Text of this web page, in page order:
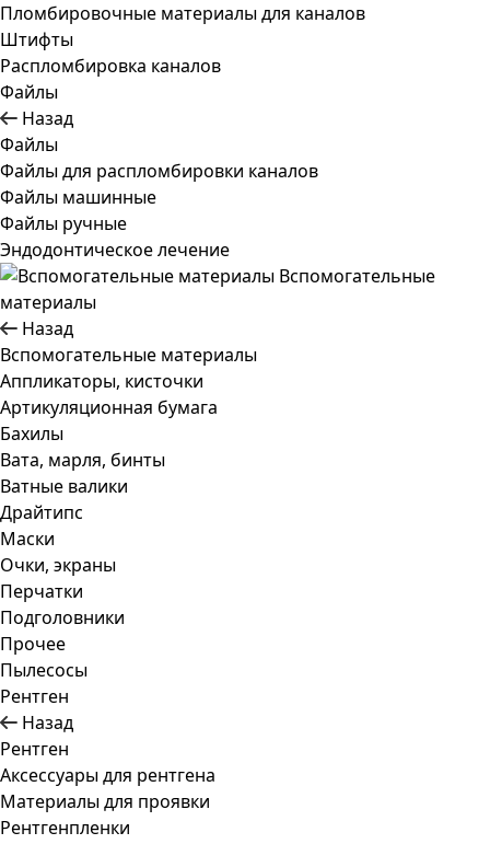
Пломбировочные материалы для каналов
Штифты
Распломбировка каналов
Файлы
Назад
Файлы
Файлы для распломбировки каналов
Файлы машинные
Файлы ручные
Эндодонтическое лечение
Вспомогательные
материалы
Назад
Вспомогательные материалы
Аппликаторы, кисточки
Артикуляционная бумага
Бахилы
Вата, марля, бинты
Ватные валики
Драйтипс
Маски
Очки, экраны
Перчатки
Подголовники
Прочее
Пылесосы
Рентген
Назад
Рентген
Аксессуары для рентгена
Материалы для проявки
Рентгенпленки